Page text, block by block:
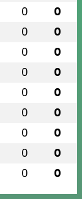
0 0
0 0
0 0
0 0
0 0
0 0
0 0
0 0
0 0